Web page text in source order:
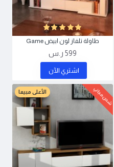
طاولة تلفاز لون ابيض Game
599 ر.س
اشتري اﻵن
الأعلى مبيعا شحن مجاني